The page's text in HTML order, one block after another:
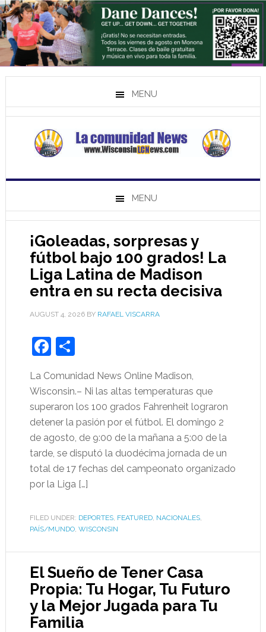
MENU
MENU
¡Goleadas, sorpresas y
fútbol bajo 100 grados! La
Liga Latina de Madison
entra en su recta decisiva
AUGUST 4, 2026BY RAFAEL VISCARRA
Facebook
Share
La Comunidad News Online Madison,
Wisconsin.– Ni las altas temperaturas que
superaron los 100 grados Fahrenheit lograron
detener la pasión por el fútbol. El domingo 2
de agosto, de 9:00 de la mañana a 5:00 de la
tarde, se disputó la duodécima jornada de un
total de 17 fechas del campeonato organizado
por la Liga […]
FILED UNDER: DEPORTES, FEATURED, NACIONALES,
PAÍS/MUNDO, WISCONSIN
El Sueño de Tener Casa
Propia: Tu Hogar, Tu Futuro
y la Mejor Jugada para Tu
Familia